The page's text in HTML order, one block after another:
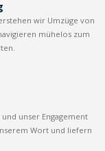
wir Umzüge von
mühelos zum
unser Engagement
Wort und liefern